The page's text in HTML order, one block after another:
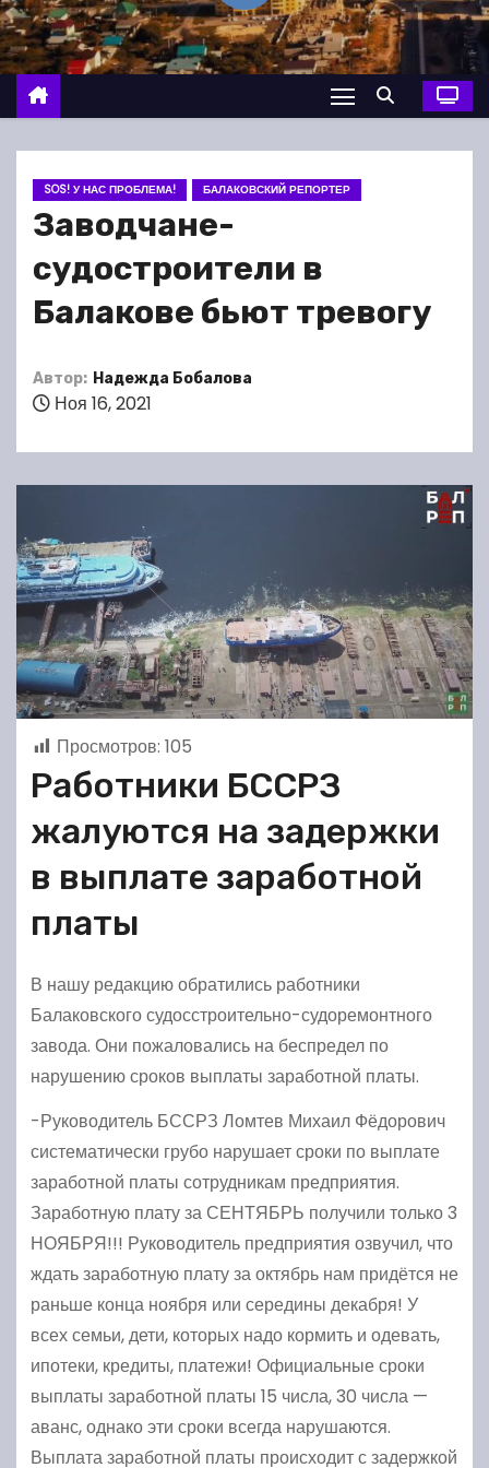
о
м
у
SOS! У НАС ПРОБЛЕМА! БАЛАКОВСКИЙ РЕПОРТЕР
Заводчане-
судостроители в
Балакове бьют тревогу
Автор: Надежда Бобалова
Ноя 16, 2021
Просмотров: 105
Работники БССРЗ
жалуются на задержки
в выплате заработной
платы
В нашу редакцию обратились работники
Балаковского судосстроительно-судоремонтного
завода. Они пожаловались на беспредел по
нарушению сроков выплаты заработной платы.
-Руководитель БССРЗ Ломтев Михаил Фёдорович
систематически грубо нарушает сроки по выплате
заработной платы сотрудникам предприятия.
Заработную плату за СЕНТЯБРЬ получили только 3
НОЯБРЯ!!! Руководитель предприятия озвучил, что
ждать заработную плату за октябрь нам придётся не
раньше конца ноября или середины декабря! У
всех семьи, дети, которых надо кормить и одевать,
ипотеки, кредиты, платежи! Официальные сроки
выплаты заработной платы 15 числа, 30 числа —
аванс, однако эти сроки всегда нарушаются.
Выплата заработной платы происходит с задержкой